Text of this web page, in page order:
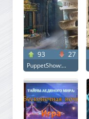
93 27
PuppetShow:...